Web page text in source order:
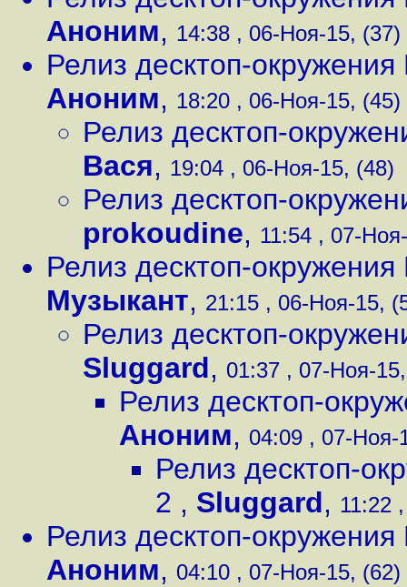
Аноним, 14:38 , 06-Ноя-15, (37)
Релиз десктоп-
Аноним, 18:20 , 06-Ноя-15, (45)
Релиз десктоп-
Вася, 19:04 , 06-Ноя-15, (48)
Релиз десктоп-
prokoudine, 11:54 , 07-
Релиз десктоп-
Музыкант, 21:15 , 06-Ноя-15,
Релиз десктоп-
Sluggard, 01:37 , 07-Ноя-
Релиз десктоп-
Аноним, 04:09 , 07-Ноя-
Релиз десктоп-
2 , Sluggard, 11:22
Релиз десктоп-
Аноним, 04:10 , 07-Ноя-15, (62)